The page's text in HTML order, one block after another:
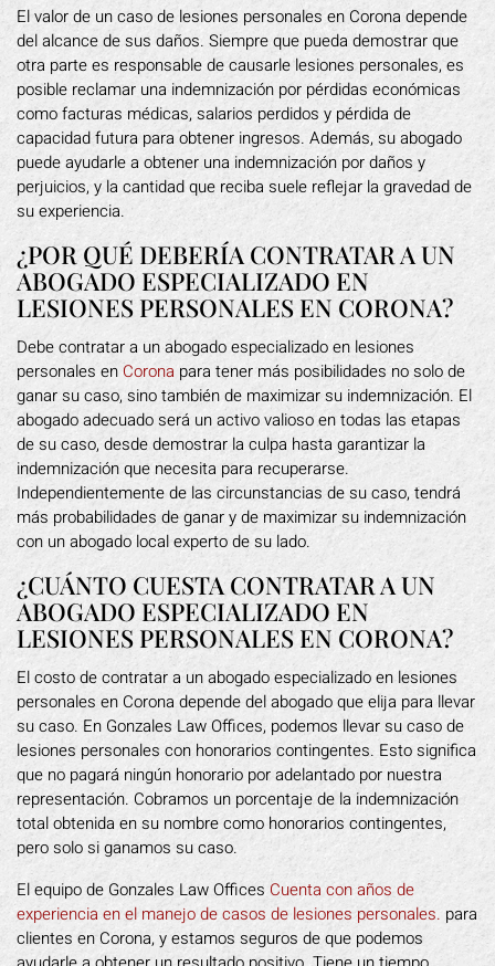
El valor de un caso de lesiones personales en Corona depende
del alcance de sus daños. Siempre que pueda demostrar que
otra parte es responsable de causarle lesiones personales, es
posible reclamar una indemnización por pérdidas económicas
como facturas médicas, salarios perdidos y pérdida de
capacidad futura para obtener ingresos. Además, su abogado
puede ayudarle a obtener una indemnización por daños y
perjuicios, y la cantidad que reciba suele reflejar la gravedad de
su experiencia.
¿POR QUÉ DEBERÍA CONTRATAR A UN
ABOGADO ESPECIALIZADO EN
LESIONES PERSONALES EN CORONA?
Debe contratar a un abogado especializado en lesiones
personales en Corona para tener más posibilidades no solo de
ganar su caso, sino también de maximizar su indemnización. El
abogado adecuado será un activo valioso en todas las etapas
de su caso, desde demostrar la culpa hasta garantizar la
indemnización que necesita para recuperarse.
Independientemente de las circunstancias de su caso, tendrá
más probabilidades de ganar y de maximizar su indemnización
con un abogado local experto de su lado.
¿CUÁNTO CUESTA CONTRATAR A UN
ABOGADO ESPECIALIZADO EN
LESIONES PERSONALES EN CORONA?
El costo de contratar a un abogado especializado en lesiones
personales en Corona depende del abogado que elija para llevar
su caso. En Gonzales Law Offices, podemos llevar su caso de
lesiones personales con honorarios contingentes. Esto significa
que no pagará ningún honorario por adelantado por nuestra
representación. Cobramos un porcentaje de la indemnización
total obtenida en su nombre como honorarios contingentes,
pero solo si ganamos su caso.
El equipo de Gonzales Law Offices Cuenta con años de
experiencia en el manejo de casos de lesiones personales. para
clientes en Corona, y estamos seguros de que podemos